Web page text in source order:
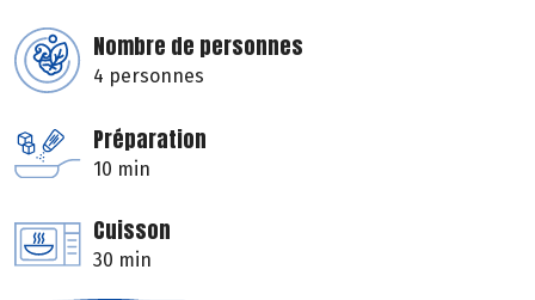
Nombre de personnes
4 personnes
Préparation
10 min
Cuisson
30 min